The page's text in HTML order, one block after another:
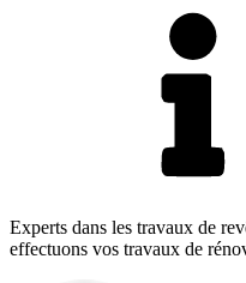
Experts dans les travaux de
effectuons vos travaux de